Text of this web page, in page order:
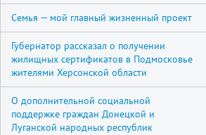
Семья — мой главный жизненный проект
Губернатор рассказал о получении
жилищных сертификатов в Подмосковье
жителями Херсонской области
О дополнительной социальной
поддержке граждан Донецкой и
Луганской народных республик